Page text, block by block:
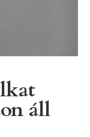
áll